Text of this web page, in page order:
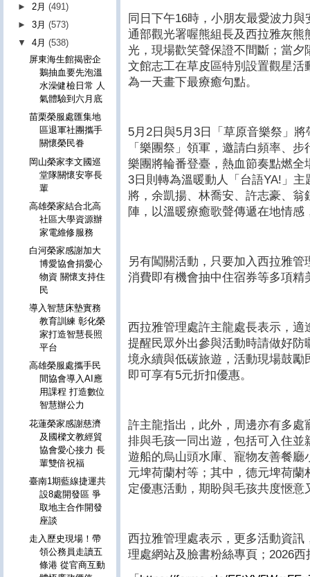
同日下午16時，小朋友最愛波力
通部觀光署喔熊組長及西拉雅灰
光，現場歡笑聲保證不間斷；當
文館志工在草皮區特別設置觀星
為一天畫下最療癒句點。
5月2日與5月3日「草原音樂祭」
「樂團祭」領軍，邀請白頻率、
樂團將輪番登臺，熱血節奏點燃
3日則轉為溫暖動人「台語YA!」
將，余凱揚、林喬安、許志豪、
陣，以溫暖療癒歌聲傳遞在地情
另有闖關活動，只要加入西拉雅
消費即有機會抽中住宿券等多項精
西拉雅管理處許主龍處長表示，
提醒民眾外出參與活動時請做好
境永續與低碳旅遊，活動現場鼓
即可享有5元折扣優惠。
許主龍指出，此外，周邊亦有多
排與毛孩一同出遊，包括可入住
遊船的烏山頭水庫、寵物友善餐
元埤荷蘭村等；其中，德元埤荷
定優惠活動，期盼與毛孩共度愜意
西拉雅管理處表示，更多活動資
理處網站及臉書粉絲專頁；2026
► 2月(491)
►3月(573)
▼4月(538)
屏東海生館揭密企
鵝抽血要先泡溫
水澡健檢日常 人
氣體驗到六月底
苗栗榮服處匯集地
區退軍社團攜手
關懷榮民眷
岡山榮家李文國巡
堂隊關懷安寧長
輩
高雄榮家結合北高
社區大學資源辦
家電維修服務
白河榮家感謝加大
博愛協會捐愛心
物資 關懷支持住
民
導入智慧床墊實務
教育訓練 彰化榮
家打造智慧長照
平台
高雄榮服處攜手民
間協會導入AI應
用課程 打造數位
智慧辦公力
花蓮榮家感謝慈濟
及國樑文教經貿
協會愛心接力 長
輩雙倍祝福
臺南1期藍線捷運共
設8處開發區 爭
取地主合作開發
座談
走入歷史現場！帶
領公務員走讀五
條港 從官商互動